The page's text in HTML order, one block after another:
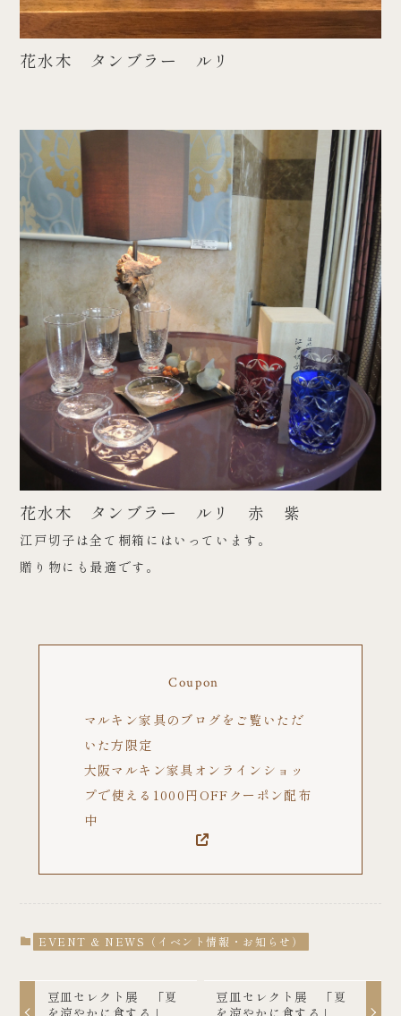
花水木 タンブラー ルリ
花水木 タンブラー ルリ 赤 紫
江戸切子は全て桐箱にはいっています。
贈り物にも最適です。
Coupon
マルキン家具のブログをご覧いただ
いた方限定
大阪マルキン家具オンラインショッ
プで使える1000円OFFクーポン配布
中
EVENT & NEWS（イベント情報・お知らせ）
豆皿セレクト展 「夏
を涼やかに食する」
豆皿セレクト展 「夏
を涼やかに食する」